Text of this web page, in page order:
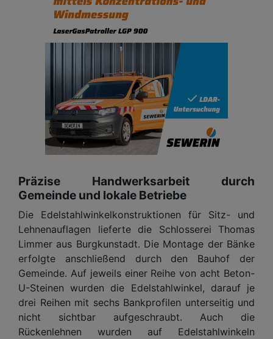
Präzise Handwerksarbeit durch
Gemeinde und lokale Betriebe
Die Edelstahlwinkelkonstruktionen für Sitz- und
Lehnenauflagen lieferte die Schlosserei Thomas
Limmer aus Burgkunstadt. Die Montage der Bänke
erfolgte anschließend durch den Bauhof der
Gemeinde. Auf jeweils einer Reihe von acht Beton-
U-Steinen wurden die Edelstahlwinkel, darauf je
drei Reihen mit sechs Bankprofilen unterseitig und
nicht sichtbar aufgeschraubt. Auch die
Rückenlehnen wurden auf Edelstahlwinkeln